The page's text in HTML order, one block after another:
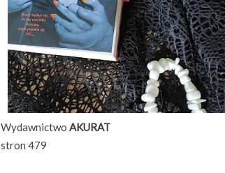
Wydawnictwo AKURAT
stron 479